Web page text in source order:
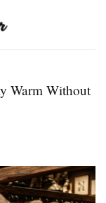
Warm Without